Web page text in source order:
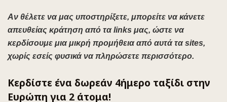
Αν θέλετε να μας υποστηρίξετε, μπορείτε να κάνετε
απευθείας κράτηση από τα links μας, ώστε να
κερδίσουμε μια μικρή προμήθεια από αυτά τα sites,
χωρίς εσείς φυσικά να πληρώσετε περισσότερο.
Κερδίστε ένα δωρεάν 4ήμερο ταξίδι στην
Ευρώπη για 2 άτομα!